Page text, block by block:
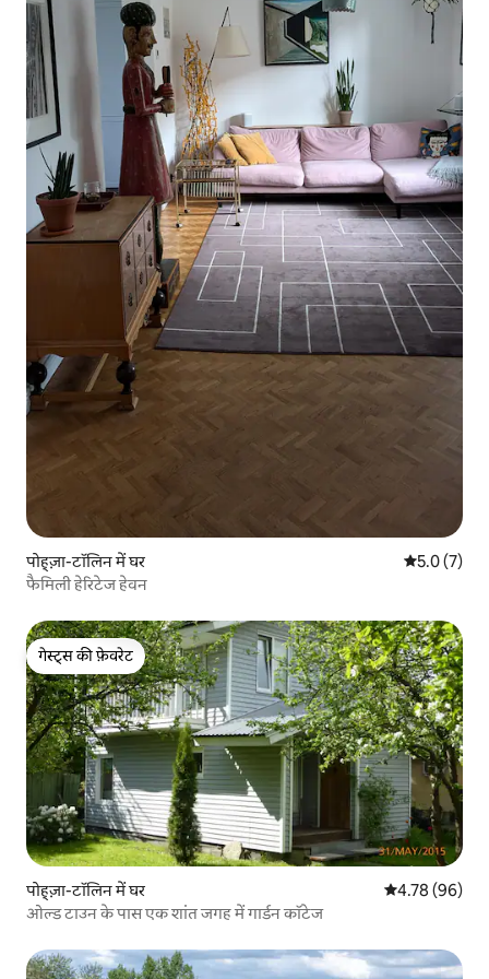
पोह्ज़ा-टॉलिन में घर औसत रेटिंग 5
5.0 (7)
फैमिली हेरिटेज हेवन
गेस्ट्स की फ़ेवरेट
गेस्ट्स की फ़ेवरेट
पोह्ज़ा-टॉलिन में घर औसत रेटिंग 5 में
4.78 (96)
ओल्ड टाउन के पास एक शांत जगह में गार्डन कॉटेज